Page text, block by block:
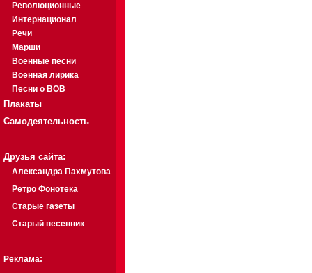
Революционные
Интернационал
Речи
Марши
Военные песни
Военная лирика
Песни о ВОВ
Плакаты
Самодеятельность
Друзья сайта:
Александра Пахмутова
Ретро Фонотека
Старые газеты
Старый песенник
Реклама: